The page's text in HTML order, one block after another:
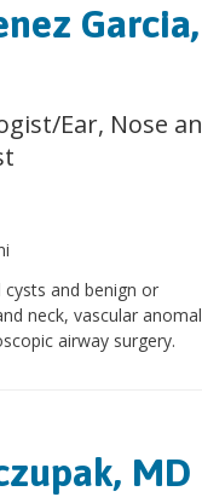
Garcia,
Ear, Nose
cysts and benign or
neck, vascular
airway surgery.
MD